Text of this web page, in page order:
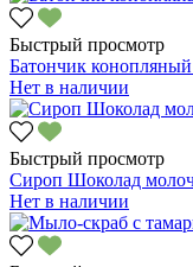
Быстрый просмотр
Батончик
Нет в наличии
Быстрый просмотр
Сироп Шоколад
Нет в наличии